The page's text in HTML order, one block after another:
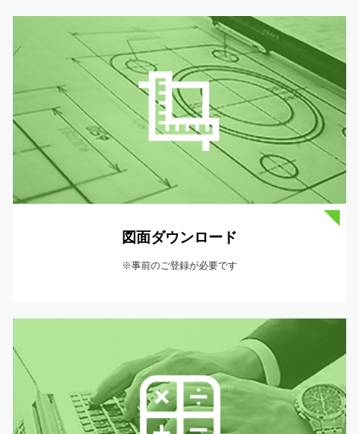
図面ダウンロード
※事前のご登録が必要です